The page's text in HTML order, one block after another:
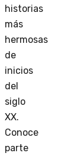
historias
más
hermosas
de
inicios
del
siglo
XX.
Conoce
parte